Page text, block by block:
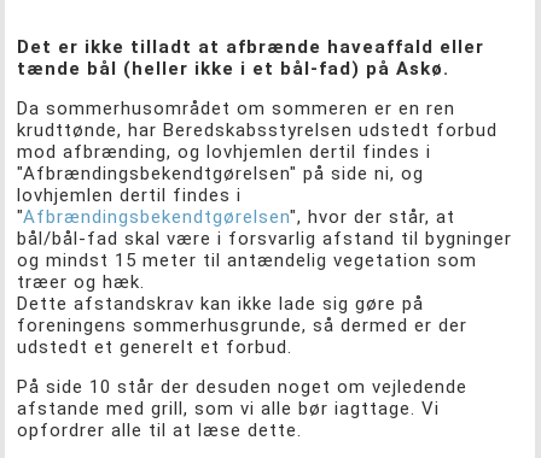
Det er ikke tilladt at afbrænde haveaffald eller
tænde bål (heller ikke i et bål-fad) på Askø.
Da sommerhusområdet om sommeren er en ren
krudttønde, har Beredskabsstyrelsen udstedt forbud
mod afbrænding, og lovhjemlen dertil findes i
"Afbrændingsbekendtgørelsen" på side ni, og
lovhjemlen dertil findes i
"Afbrændingsbekendtgørelsen", hvor der står, at
bål/bål-fad skal være i forsvarlig afstand til bygninger
og mindst 15 meter til antændelig vegetation som
træer og hæk.
Dette afstandskrav kan ikke lade sig gøre på
foreningens sommerhusgrunde, så dermed er der
udstedt et generelt et forbud.
På side 10 står der desuden noget om vejledende
afstande med grill, som vi alle bør iagttage. Vi
opfordrer alle til at læse dette.